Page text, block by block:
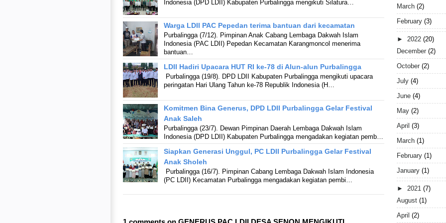
Indonesia (DPD LDII) Kabupaten Purbalingga mengikuti Silatura…
Warga LDII PAC Pepedan terima bantuan dari kecamatan
Purbalingga (7/12). Pimpinan Anak Cabang Lembaga Dakwah Islam
Indonesia (PAC LDII) Pepedan Kecamatan Karangmoncol menerima
bantuan…
LDII Hadiri Upacara HUT RI ke-78 di Alun-alun Purbalingga
Purbalingga (19/8). DPD LDII Kabupaten Purbalingga mengikuti upacara
peringatan Hari Ulang Tahun ke-78 Republik Indonesia (H…
Komitmen Bina Generus, DPD LDII Purbalingga Gelar Festival
Anak Saleh
Purbalingga (23/7). Dewan Pimpinan Daerah Lembaga Dakwah Islam
Indonesia (DPD LDII) Kabupaten Purbalingga mengadakan kegiatan pemb…
Siapkan Generasi Unggul, PC LDII Purbalingga Gelar Festival
Anak Sholeh
Purbalingga (16/7). Pimpinan Cabang Lembaga Dakwah Islam Indonesia
(PC LDII) Kecamatan Purbalingga mengadakan kegiatan pembi…
March (2)
February (3)
► 2022 (20)
December (2)
October (2)
July (4)
June (4)
May (2)
April (3)
March (1)
February (1)
January (1)
► 2021 (7)
August (1)
April (2)